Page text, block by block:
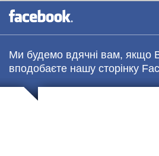
Ми будемо вдячні вам, якщо
вподобаєте нашу сторінку
Національної інвестиційної
та центром розробки нової
продукції на рік. Наголошую —
І це не просто цифри, це
— написала депутат.
у виробництво харчових